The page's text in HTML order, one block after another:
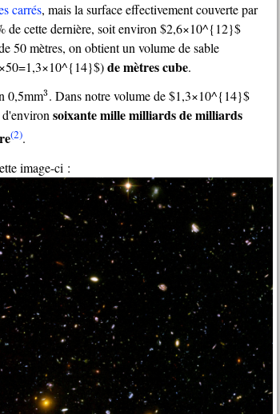
carrés, mais la surface effectivement couverte par
de cette dernière, soit environ $2,6×10^{12}$
50 mètres, on obtient un volume de sable
de mètres cube.
0,5mm3
3. Dans notre volume de $1,3×10^{14}$
d'environsoixante mille milliards de milliards
(2).
image-ci :